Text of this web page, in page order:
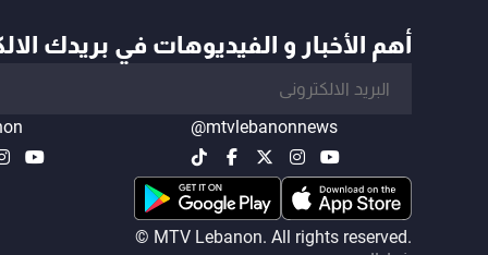
أهم الأخبار و الفيديوهات في بريدك
@mtvlebanonnews
© MTV Lebanon. All rights reserved.